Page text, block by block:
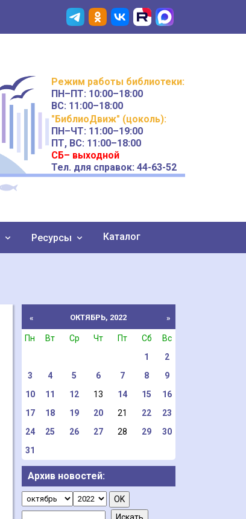
Режим работы библиотеки:
ПН–ПТ: 10:00–18:00
ВС: 11:00–18:00
"БиблиоДвиж" (цоколь):
ПН–ЧТ: 11:00–19:00
ПТ, ВС: 11:00–18:00
СБ– выходной
Тел. для справок: 44-63-52
Ресурсы Каталог
« ОКТЯБРЬ, 2022 »
Пн Вт Ср Чт Пт Сб
Вс
1
2
3
4 5 6 7 8
9
10
11 12 13 14 15
16
17
18 19 20 21 22
23
24
25 26 27 28 29
30
31
Архив новостей: